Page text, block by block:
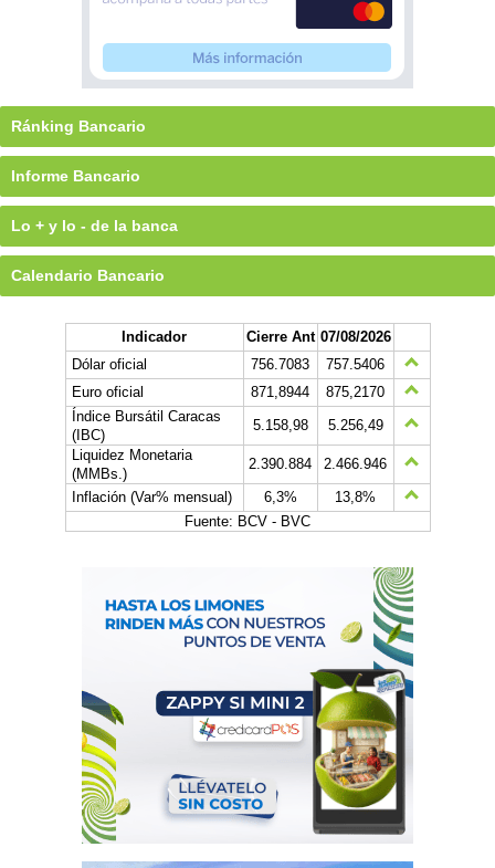
Ránking Bancario
Informe Bancario
Lo + y lo - de la banca
Calendario Bancario
Indicador Cierre Ant 07/08/2026
Dólar oficial
756.7083
757.5406
Euro oficial
871,8944
875,2170
Índice Bursátil Caracas
(IBC)
5.158,98
5.256,49
Liquidez Monetaria
(MMBs.)
2.390.884
2.466.946
Inflación (Var% mensual)
6,3%
13,8%
Fuente: BCV - BVC